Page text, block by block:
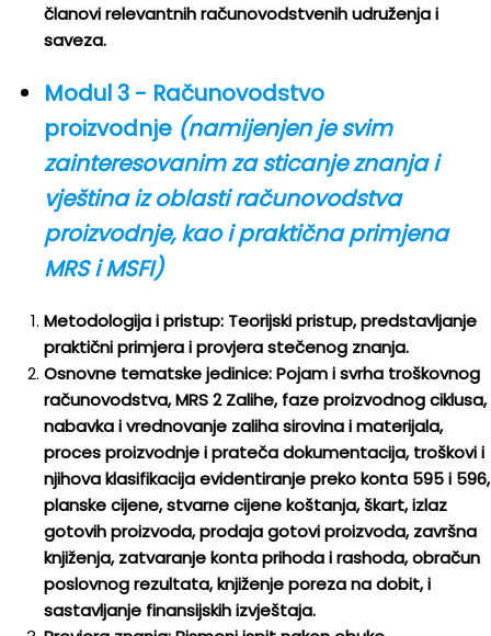
članovi relevantnih računovodstvenih udruženja i
saveza.
Modul 3 - Računovodstvo
proizvodnje (namijenjen je svim
zainteresovanim za sticanje znanja i
vještina iz oblasti računovodstva
proizvodnje, kao i praktična primjena
MRS i MSFI)
Metodologija i pristup: Teorijski pristup, predstavljanje
praktični primjera i provjera stečenog znanja.
Osnovne tematske jedinice: Pojam i svrha troškovnog
računovodstva, MRS 2 Zalihe, faze proizvodnog ciklusa,
nabavka i vrednovanje zaliha sirovina i materijala,
proces proizvodnje i prateča dokumentacija, troškovi i
njihova klasifikacija evidentiranje preko konta 595 i 596,
planske cijene, stvarne cijene koštanja, škart, izlaz
gotovih proizvoda, prodaja gotovi proizvoda, završna
knjiženja, zatvaranje konta prihoda i rashoda, obračun
poslovnog rezultata, knjiženje poreza na dobit, i
sastavljanje finansijskih izvještaja.